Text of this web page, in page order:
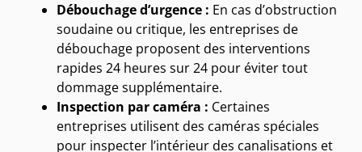
Débouchage d’urgence : En cas d’obstruction
soudaine ou critique, les entreprises de
débouchage proposent des interventions
rapides 24 heures sur 24 pour éviter tout
dommage supplémentaire.
Inspection par caméra : Certaines
entreprises utilisent des caméras spéciales
pour inspecter l’intérieur des canalisations et